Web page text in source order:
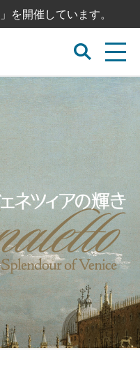
を開催しています。